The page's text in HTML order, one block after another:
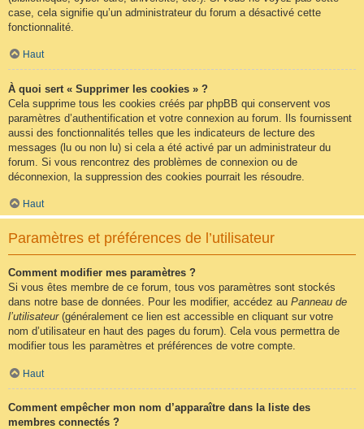
case, cela signifie qu’un administrateur du forum a désactivé cette
fonctionnalité.
Haut
À quoi sert « Supprimer les cookies » ?
Cela supprime tous les cookies créés par phpBB qui conservent vos
paramètres d’authentification et votre connexion au forum. Ils fournissent
aussi des fonctionnalités telles que les indicateurs de lecture des
messages (lu ou non lu) si cela a été activé par un administrateur du
forum. Si vous rencontrez des problèmes de connexion ou de
déconnexion, la suppression des cookies pourrait les résoudre.
Haut
Paramètres et préférences de l’utilisateur
Comment modifier mes paramètres ?
Si vous êtes membre de ce forum, tous vos paramètres sont stockés
dans notre base de données. Pour les modifier, accédez au Panneau de
l’utilisateur(généralement ce lien est accessible en cliquant sur votre
nom d’utilisateur en haut des pages du forum). Cela vous permettra de
modifier tous les paramètres et préférences de votre compte.
Haut
Comment empêcher mon nom d’apparaître dans la liste des
membres connectés ?